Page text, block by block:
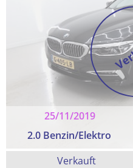
25/11/2019
2.0 Benzin/Elektro
Verkauft